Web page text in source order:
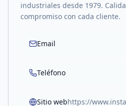
industriales desde 1979.
compromiso con cada cliente.
Email
Teléfono
Sitio web